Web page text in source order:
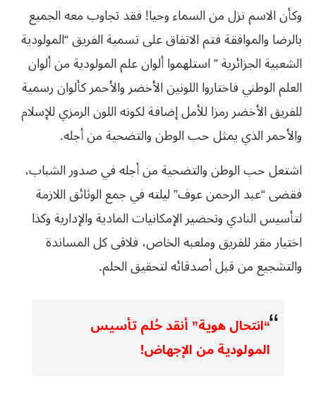
وكأن الاسم نزل من السماء وحيا! فقد تجاوب معه الجميع
بالرضا والموافقة فتم الاتفاق على تسمية الفريق “المولودية
الشعبية الجزائرية ” استلهموا ألوان علم المولودية من ألوان
العلم الوطني فاختاروا اللونين الأخضر والأحمر كألوان رسمية
للفريق الأخضر رمزا للأمل إضافة لكونه اللون الرمزي للإسلام
والأحمر الذي يمثل حب الوطن والتضحية من أجله.
اشتعل حب الوطن والتضحية من أجله في صدور الشباب،
فقضى “عبد الرحمن عوف” ليلته في جمع الوثائق اللازمة
لتأسيس النادي وتحضير الإمكانيات المادية والإدارية وكذا
اختيار مقر للفريق وملعبه الخاص، فلاقى كل المساندة
والتشجيع من قبل أصدقائه لتحقيق الحلم.
“انتحال هوية” أنقد حُلم تأسيس
المولودية من الإجهاض!